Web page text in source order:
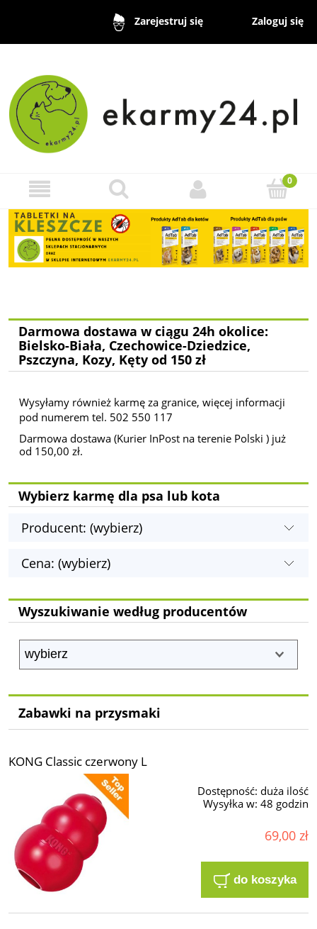
Zarejestruj się Zaloguj się
Darmowa dostawa w ciągu 24h okolice:
Bielsko-Biała, Czechowice-Dziedzice,
Pszczyna, Kozy, Kęty od 150 zł
Wysyłamy również karmę za granice, więcej informacji
pod numerem tel. 502 550 117
Darmowa dostawa (Kurier InPost na terenie Polski ) już
od 150,00 zł.
Wybierz karmę dla psa lub kota
Producent: (wybierz)
Cena: (wybierz)
Wyszukiwanie według producentów
Zabawki na przysmaki
KONG Classic czerwony L
Dostępność: duża ilość
Wysyłka w: 48 godzin
69,00 zł
do koszyka